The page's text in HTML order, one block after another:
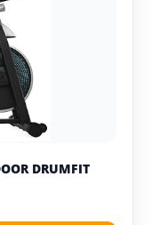
DRUMFIT